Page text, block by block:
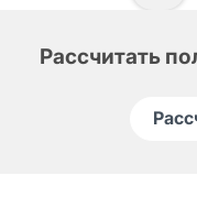
Рассчитать